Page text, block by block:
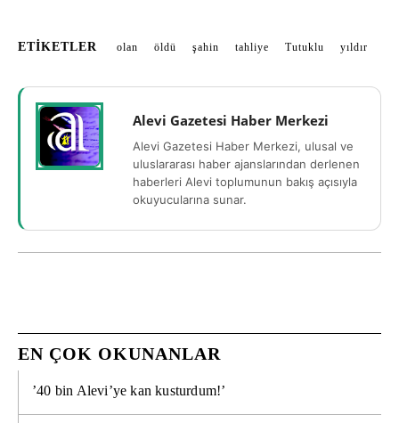
ETIKETLER olan öldü şahin tahliye Tutuklu yıldır
Alevi Gazetesi Haber Merkezi
Alevi Gazetesi Haber Merkezi, ulusal ve
uluslararası haber ajanslarından derlenen
haberleri Alevi toplumunun bakış açısıyla
okuyucularına sunar.
EN ÇOK OKUNANLAR
’40 bin Alevi’ye kan kusturdum!’